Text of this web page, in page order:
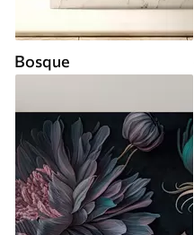
Bosque